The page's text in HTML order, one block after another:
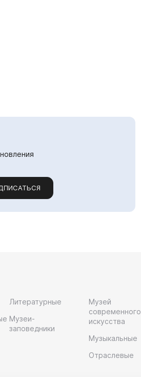
Литературные
Музеи-
заповедники
Музей
современного
искусства
Музыкальные
Отраслевые